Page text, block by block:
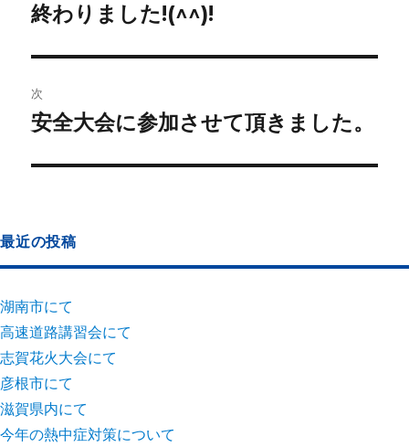
終わりました!(^^)!
次
安全大会に参加させて頂きました。
最近の投稿
湖南市にて
高速道路講習会にて
志賀花火大会にて
彦根市にて
滋賀県内にて
今年の熱中症対策について